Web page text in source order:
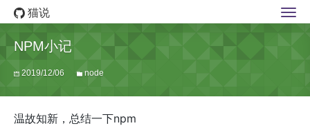
猫说
NPM小记
2019/12/06 node
温故知新，总结一下npm